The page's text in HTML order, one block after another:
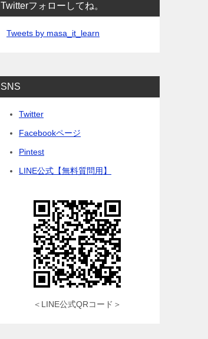
Twitterフォローしてね。
Tweets by masa_it_learn
SNS
Twitter
Facebookページ
Pintest
LINE公式【無料質問用】
＜LINE公式QRコード＞